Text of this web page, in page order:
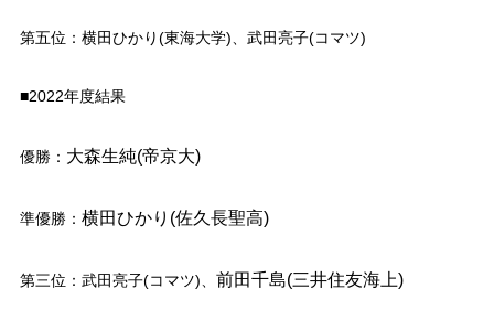
第五位：横田ひかり(東海大学)、武田亮子(コマツ)
■2022年度結果
優勝： 大森生純(帝京大)
準優勝： 横田ひかり(佐久長聖高)
第三位：武田亮子(コマツ)、 前田千島(三井住友海上)